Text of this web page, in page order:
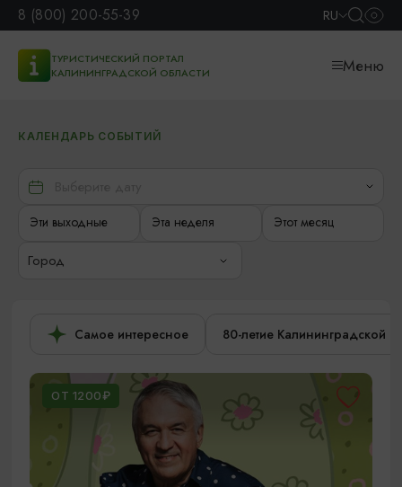
8 (800) 200-55-39 RU
ТУРИСТИЧЕСКИЙ ПОРТАЛ
КАЛИНИНГРАДСКОЙ ОБЛАСТИ
Меню
КАЛЕНДАРЬ СОБЫТИЙ
Эти выходные Эта неделя Этот месяц
Город
Самое интересное 80-летие Калининградской
ОТ 1200₽